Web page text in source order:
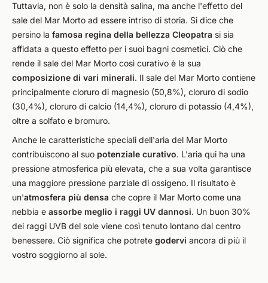
Tuttavia, non è solo la densità salina, ma anche l'effetto del
sale del Mar Morto ad essere intriso di storia. Si dice che
persino la famosa regina della bellezza Cleopatra si sia
affidata a questo effetto per i suoi bagni cosmetici. Ciò che
rende il sale del Mar Morto così curativo è la sua
composizione di vari minerali. Il sale del Mar Morto contiene
principalmente cloruro di magnesio (50,8%), cloruro di sodio
(30,4%), cloruro di calcio (14,4%), cloruro di potassio (4,4%),
oltre a solfato e bromuro.
Anche le caratteristiche speciali dell'aria del Mar Morto
contribuiscono al suo potenziale curativo. L'aria qui ha una
pressione atmosferica più elevata, che a sua volta garantisce
una maggiore pressione parziale di ossigeno. Il risultato è
un'atmosfera più densa che copre il Mar Morto come una
nebbia e assorbe meglio i raggi UV dannosi. Un buon 30%
dei raggi UVB del sole viene così tenuto lontano dal centro
benessere. Ciò significa che potrete godervi ancora di più il
vostro soggiorno al sole.